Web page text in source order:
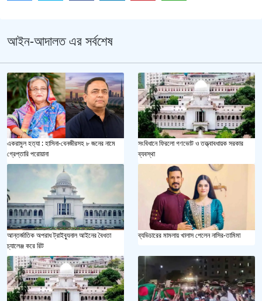
আইন-আদালত এর সর্বশেষ
একরামুল হত্যা : হাসিনা-বেনজীরসহ ৮ জনের নামে
গ্রেপ্তারি পরোয়ানা
সংবিধানে ফিরলো গণভোট ও তত্ত্বাবধায়ক সরকার
ব্যবস্থা
আন্তর্জাতিক অপরাধ ট্রাইব্যুনাল আইনের বৈধতা
চ্যালেঞ্জ করে রিট
ব্যভিচারের মামলায় খালাস পেলেন নাসির-তামিমা